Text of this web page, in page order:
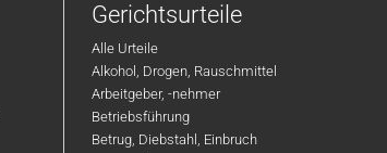
Gerichtsurteile
Alle Urteile
Alkohol, Drogen, Rauschmittel
Arbeitgeber, -nehmer
Betriebsführung
Betrug, Diebstahl, Einbruch